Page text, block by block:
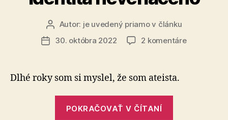
Autor
článku
Autor: je uvedený priamo v článku
Dátum30. októbra 2022 2 komentárena
Dlhé roky som si myslel, že som ateista.
POKRAČOVAŤ V ČÍTANÍ